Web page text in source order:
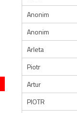
Anonim
Anonim
Arleta
Piotr
Artur
PIOTR